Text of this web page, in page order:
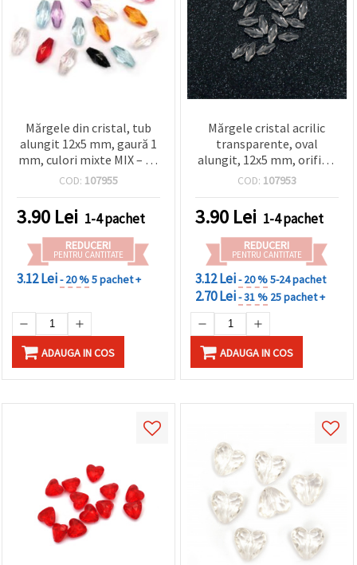
Mărgele din cristal, tub
alungit 12x5 mm, gaură 1
mm, culori mixte MIX – 20
g ~130 buc.
COD: 107955
3.90 Lei 1-4 pachet
REDUCERI
PENTRU CANTITATE
3.12 Lei- 20 %5 pachet +
ADAUGA IN COS
Mărgele cristal acrilic
transparente, oval
alungit, 12x5 mm, orificiu
1 mm, 20 g (~130 buc.)
COD: 107953
3.90 Lei 1-4 pachet
REDUCERI
PENTRU CANTITATE
3.12 Lei- 20 %5-24 pachet
2.70 Lei- 31 % 25 pachet +
ADAUGA IN COS